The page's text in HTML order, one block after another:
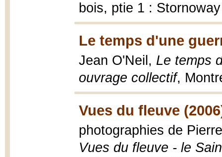
bois, ptie 1 : Stornoway
Le temps d'une
Jean O'Neil, Le temps
ouvrage collectif,
Vues du fleuve
photographies de
Vues du fleuve - le